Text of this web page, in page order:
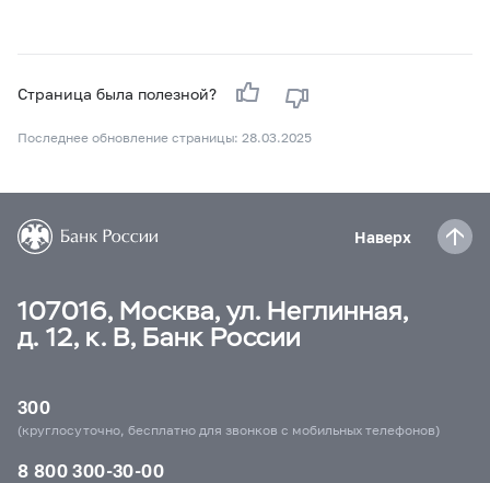
Страница была полезной?
Последнее обновление страницы: 28.03.2025
Наверх
107016, Москва, ул. Неглинная,
д. 12, к. В, Банк России
300
(круглосуточно, бесплатно для звонков с мобильных телефонов)
8 800 300-30-00